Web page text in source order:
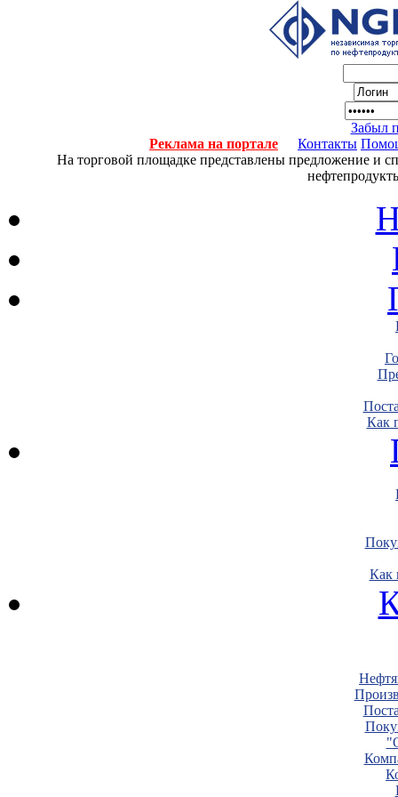
Забыл
Реклама на портале
Контакты
На торговой площадке представлены предложение и
Как
Как